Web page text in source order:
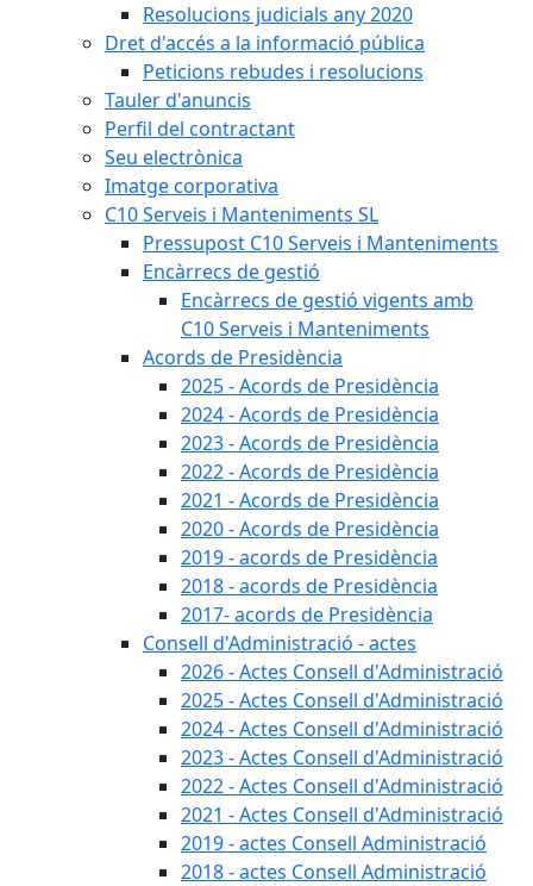
Resolucions judicials any 2020
Dret d'accés a la informació pública
Peticions rebudes i resolucions
Tauler d'anuncis
Perfil del contractant
Seu electrònica
Imatge corporativa
C10 Serveis i Manteniments SL
Pressupost C10 Serveis i Manteniments
Encàrrecs de gestió
Encàrrecs de gestió vigents amb
C10 Serveis i Manteniments
Acords de Presidència
2025 - Acords de Presidència
2024 - Acords de Presidència
2023 - Acords de Presidència
2022 - Acords de Presidència
2021 - Acords de Presidència
2020 - Acords de Presidència
2019 - acords de Presidència
2018 - acords de Presidència
2017- acords de Presidència
Consell d'Administració - actes
2026 - Actes Consell d'Administració
2025 - Actes Consell d'Administració
2024 - Actes Consell d'Administració
2023 - Actes Consell d'Administració
2022 - Actes Consell d'Administració
2021 - Actes Consell d'Administració
2019 - actes Consell Administració
2018 - actes Consell Administració